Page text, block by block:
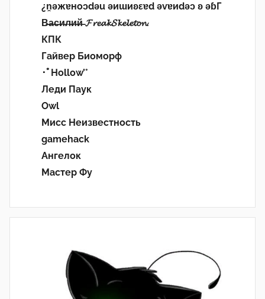
¿n̯ǝжɐноɔdǝu ǝиɯиʚεɐd ǝvɐиdǝɔ ʚ ǝɓГ
В̶а̶с̶и̶л̶и̶й̶ 𝓕𝓻𝓮𝓪𝓴𝓢𝓴𝓮𝓵𝓮𝓽𝓸𝓷.
КПК
Гайвер Биоморф
･ﾟHollow’°
Леди Паук
Owl
Мисс Неизвестность
gamehack
Ангелок
Мастер Фу